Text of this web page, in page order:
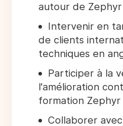
autour de Zephyr
Intervenir en
de clients
techniques en
Participer à la
l'amélioration
formation Zephyr
Collaborer